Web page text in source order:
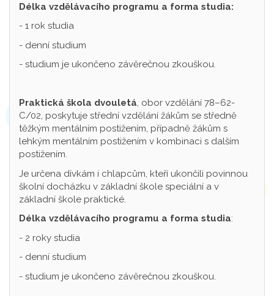
Délka vzdělávacího programu a forma studia:
- 1 rok studia
- denní studium
- studium je ukončeno závěrečnou zkouškou.
Praktická škola dvouletá, obor vzdělání 78–62-
C/02, poskytuje střední vzdělání žákům se středně
těžkým mentálním postižením, případně žákům s
lehkým mentálním postižením v kombinaci s dalším
postižením.
Je určena dívkám i chlapcům, kteří ukončili povinnou
školní docházku v základní škole speciální a v
základní škole praktické.
Délka vzdělávacího programu a forma studia:
- 2 roky studia
- denní studium
- studium je ukončeno závěrečnou zkouškou.